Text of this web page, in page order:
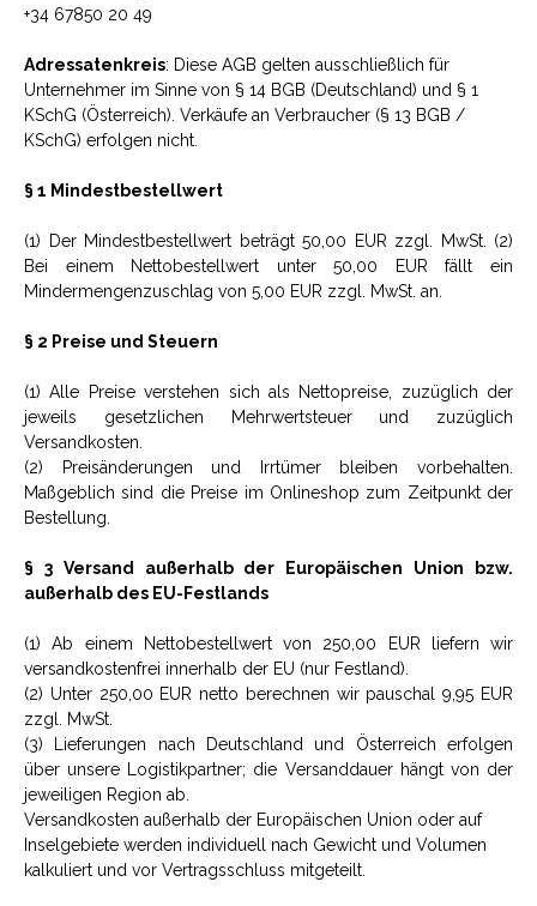
+34 67850 20 49
Adressatenkreis: Diese AGB gelten ausschließlich für
Unternehmer im Sinne von § 14 BGB (Deutschland) und § 1
KSchG (Österreich). Verkäufe an Verbraucher (§ 13 BGB /
KSchG) erfolgen nicht.
§ 1 Mindestbestellwert
(1) Der Mindestbestellwert beträgt 50,00 EUR zzgl. MwSt. (2)
Bei einem Nettobestellwert unter 50,00 EUR fällt ein
Mindermengenzuschlag von 5,00 EUR zzgl. MwSt. an.
§ 2 Preise und Steuern
(1) Alle Preise verstehen sich als Nettopreise, zuzüglich der
jeweils gesetzlichen Mehrwertsteuer und zuzüglich
Versandkosten.
(2) Preisänderungen und Irrtümer bleiben vorbehalten.
Maßgeblich sind die Preise im Onlineshop zum Zeitpunkt der
Bestellung.
§ 3 Versand außerhalb der Europäischen Union bzw.
außerhalb des EU-Festlands
(1) Ab einem Nettobestellwert von 250,00 EUR liefern wir
versandkostenfrei innerhalb der EU (nur Festland).
(2) Unter 250,00 EUR netto berechnen wir pauschal 9,95 EUR
zzgl. MwSt.
(3) Lieferungen nach Deutschland und Österreich erfolgen
über unsere Logistikpartner; die Versanddauer hängt von der
jeweiligen Region ab.
Versandkosten außerhalb der Europäischen Union oder auf
Inselgebiete werden individuell nach Gewicht und Volumen
kalkuliert und vor Vertragsschluss mitgeteilt.